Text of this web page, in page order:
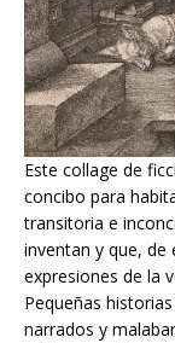
Este collage de
concibo para
transitoria e
inventan y que, de
expresiones de la
Pequeñas
narrados y